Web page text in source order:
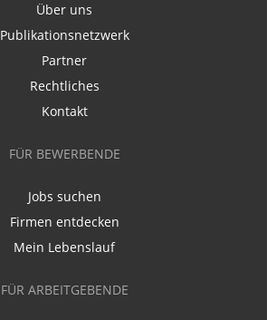
Über uns
Publikationsnetzwerk
Partner
Rechtliches
Kontakt
FÜR BEWERBENDE
Jobs suchen
Firmen entdecken
Mein Lebenslauf
FÜR ARBEITGEBENDE